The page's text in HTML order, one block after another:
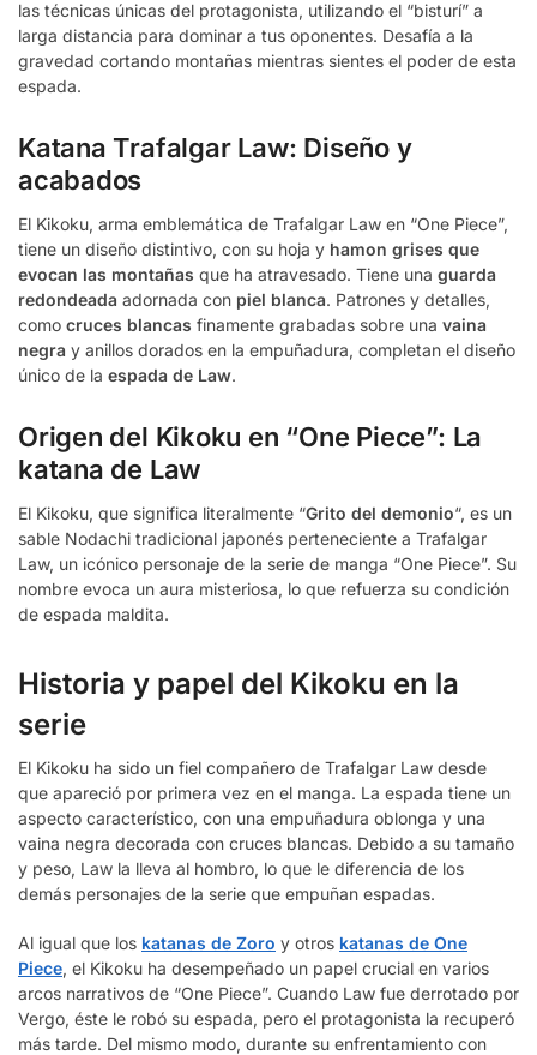
las técnicas únicas del protagonista, utilizando el “bisturí” a
larga distancia para dominar a tus oponentes. Desafía a la
gravedad cortando montañas mientras sientes el poder de esta
espada.
Katana Trafalgar Law: Diseño y
acabados
El Kikoku, arma emblemática de Trafalgar Law en “One Piece”,
tiene un diseño distintivo, con su hoja y hamon grises que
evocan las montañas que ha atravesado. Tiene una guarda
redondeada adornada con piel blanca. Patrones y detalles,
como cruces blancas finamente grabadas sobre una vaina
negra y anillos dorados en la empuñadura, completan el diseño
único de la espada de Law.
Origen del Kikoku en “One Piece”: La
katana de Law
El Kikoku, que significa literalmente “Grito del demonio“, es un
sable Nodachi tradicional japonés perteneciente a Trafalgar
Law, un icónico personaje de la serie de manga “One Piece”. Su
nombre evoca un aura misteriosa, lo que refuerza su condición
de espada maldita.
Historia y papel del Kikoku en la
serie
El Kikoku ha sido un fiel compañero de Trafalgar Law desde
que apareció por primera vez en el manga. La espada tiene un
aspecto característico, con una empuñadura oblonga y una
vaina negra decorada con cruces blancas. Debido a su tamaño
y peso, Law la lleva al hombro, lo que le diferencia de los
demás personajes de la serie que empuñan espadas.
Al igual que los katanas de Zoro y otros katanas de One
Piece, el Kikoku ha desempeñado un papel crucial en varios
arcos narrativos de “One Piece”. Cuando Law fue derrotado por
Vergo, éste le robó su espada, pero el protagonista la recuperó
más tarde. Del mismo modo, durante su enfrentamiento con